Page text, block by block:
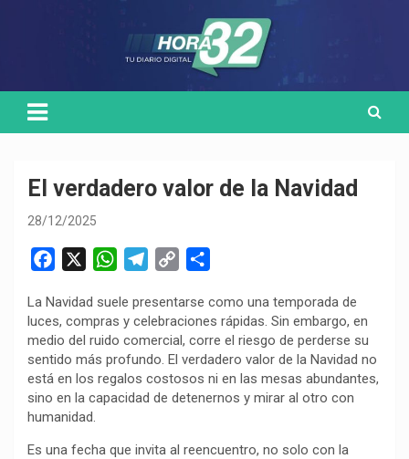
El verdadero valor de la Navidad
28/12/2025
c
e
b
o
o
k
W
a
t
s
A
p
l
e
g
r
a
p
y
L
i
n
m
p
a
r
t
r
La Navidad suele presentarse como una temporada de
luces, compras y celebraciones rápidas. Sin embargo, en
medio del ruido comercial, corre el riesgo de perderse su
sentido más profundo. El verdadero valor de la Navidad no
está en los regalos costosos ni en las mesas abundantes,
sino en la capacidad de detenernos y mirar al otro con
humanidad.
Es una fecha que invita al reencuentro, no solo con la